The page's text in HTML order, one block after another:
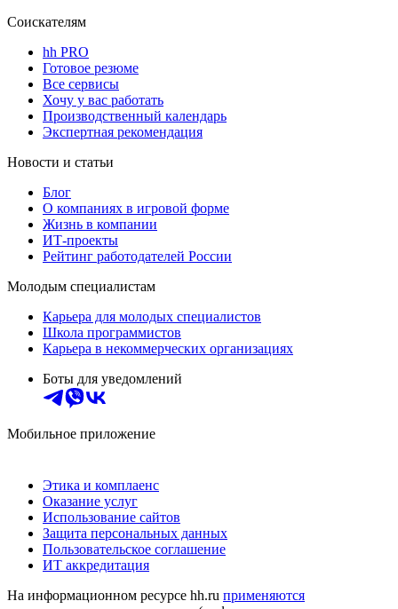
Соискателям
hh PRO
Готовое резюме
Все сервисы
Хочу у вас работать
Производственный календарь
Экспертная рекомендация
Новости и статьи
Блог
О компаниях в игровой форме
Жизнь в компании
ИТ-проекты
Рейтинг работодателей России
Молодым специалистам
Карьера для молодых специалистов
Школа программистов
Карьера в некоммерческих организациях
Боты для уведомлений
Мобильное приложение
Этика и комплаенс
Оказание услуг
Использование сайтов
Защита персональных данных
Пользовательское соглашение
ИТ аккредитация
На информационном ресурсе hh.ru применяются